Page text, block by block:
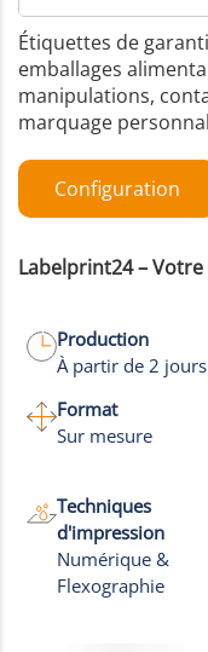
Étiquettes de
emballages
manipulations,
marquage
Configuration
Labelprint24 –
Production
À partir de 2 jours
Format
Sur mesure
Techniques
d'impression
Numérique &
Flexographie